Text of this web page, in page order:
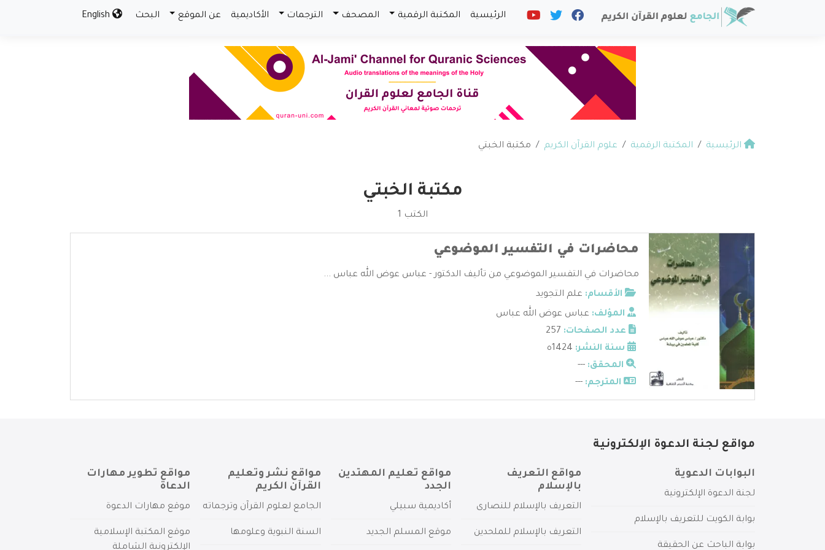
الرئيسية المكتبة الرقمية المصحف الترجمات الأكاديمية عن الموقع البحث
الرئيسية المكتبة الرقمية علوم القرآن الكريم مكتبة الخبتي
مكتبة الخبتي
الكتب 1
محاضرات في التفسير الموضوعي
محاضرات في التفسير الموضوعي من تأليف الدكتور - عباس عوض الله عباس ...
الأقسام: علم التجويد
المؤلف: عباس عوض الله عباس
عدد الصفحات:
سنة النشر:
المحقق: ---
المترجم: ---
مواقع لجنة الدعوة الإلكترونية
البوابات الدعوية
لجنة الدعوة الإلكترونية
بوابة الكويت للتعريف بالإسلام
بوابة الباحث عن الحقيقة
مواقع التعريف
بالإسلام
التعريف بالإسلام للنصارى
التعريف بالإسلام للملحدين
مواقع تعليم المهتدين
الجدد
أكاديمية سبيلي
موقع المسلم الجديد
مواقع نشر وتعليم
القرآن الكريم
الجامع لعلوم القرآن وترجماته
السنة النبوية وعلومها
مواقع تطوير مهارات
الدعاة
موقع مهارات الدعوة
موقع المكتبة الإسلامية
الإلكترونية الشاملة